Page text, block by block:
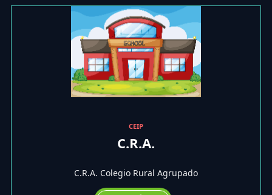
CEIP
C.R.A.
C.R.A. Colegio Rural Agrupado